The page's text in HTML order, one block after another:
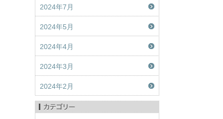
2024年7月
2024年5月
2024年4月
2024年3月
2024年2月